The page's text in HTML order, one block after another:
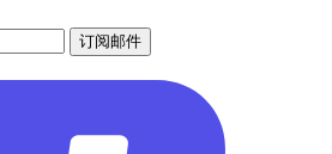
订阅邮件